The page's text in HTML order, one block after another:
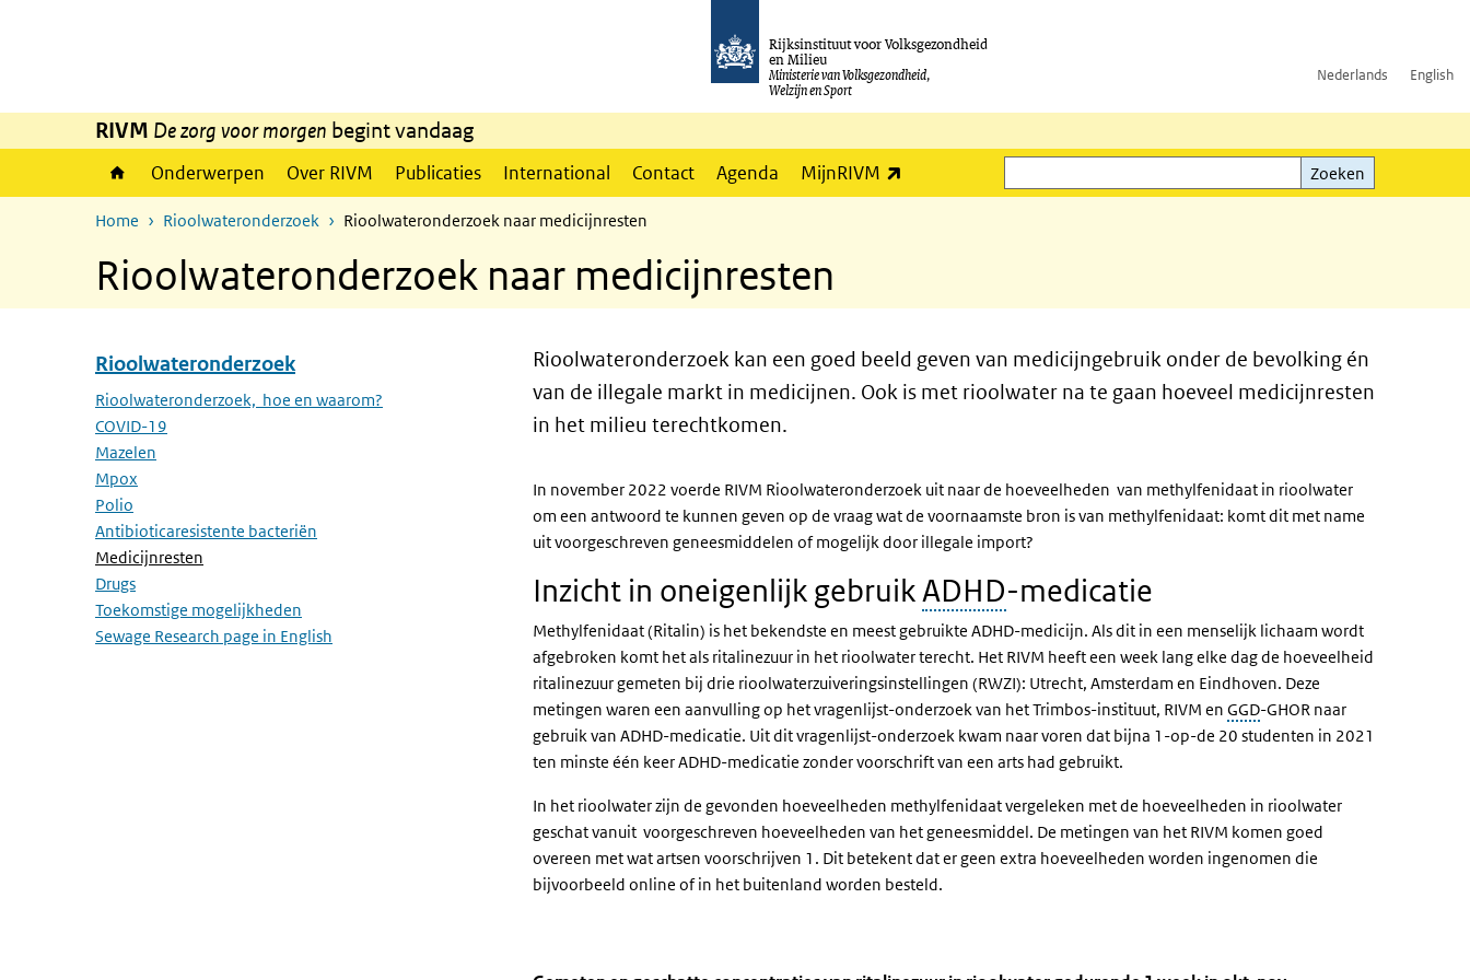
Rijksinstituut voor Volksgezondheid
en Milieu
Ministerie van Volksgezondheid,
Welzijn en Sport
Nederlands English
RIVM De zorg voor morgen begint vandaag
Onderwerpen Over RIVM Publicaties International Contact Agenda MijnRIVM
Zoeken
Zoeken
Home Rioolwateronderzoek Rioolwateronderzoek naar medicijnresten
Rioolwateronderzoek naar medicijnresten
Overslaan menu Rioolwateronderzoek
Rioolwateronderzoek
Rioolwateronderzoek, hoe en waarom?
COVID-19
Mazelen
Mpox
Polio
Antibioticaresistente bacteriën
Medicijnresten
Drugs
Toekomstige mogelijkheden
Sewage Research page in English
Rioolwateronderzoek kan een goed beeld geven van medicijngebruik onder de bevolking én
van de illegale markt in medicijnen. Ook is met rioolwater na te gaan hoeveel medicijnresten
in het milieu terechtkomen.
In november 2022 voerde RIVM Rioolwateronderzoek uit naar de hoeveelheden van methylfenidaat in rioolwater
om een antwoord te kunnen geven op de vraag wat de voornaamste bron is van methylfenidaat: komt dit met name
uit voorgeschreven geneesmiddelen of mogelijk door illegale import?
Inzicht in oneigenlijk gebruikADHD-medicatie
Methylfenidaat (Ritalin) is het bekendste en meest gebruikte ADHD-medicijn. Als dit in een menselijk lichaam wordt
afgebroken komt het als ritalinezuur in het rioolwater terecht. Het RIVM heeft een week lang elke dag de hoeveelheid
ritalinezuur gemeten bij drie rioolwaterzuiveringsinstellingen (RWZI): Utrecht, Amsterdam en Eindhoven. Deze
metingen waren een aanvulling op het vragenlijst-onderzoek van het Trimbos-instituut, RIVM en GGD-GHOR naar
gebruik van ADHD-medicatie. Uit dit vragenlijst-onderzoek kwam naar voren dat bijna 1-op-de 20 studenten in 2021
ten minste één keer ADHD-medicatie zonder voorschrift van een arts had gebruikt.
In het rioolwater zijn de gevonden hoeveelheden methylfenidaat vergeleken met de hoeveelheden in rioolwater
geschat vanuit voorgeschreven hoeveelheden van het geneesmiddel. De metingen van het RIVM komen goed
overeen met wat artsen voorschrijven 1. Dit betekent dat er geen extra hoeveelheden worden ingenomen die
bijvoorbeeld online of in het buitenland worden besteld.